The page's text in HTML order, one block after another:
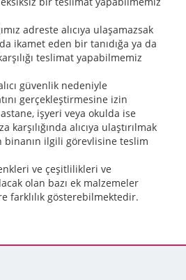
adreste alıcıya ulaşamazsak
ikamet eden bir tanıdığa ya da
teslimat yapabilmemiz
güvenlik nedeniyle
gerçekleştirmesine izin
işyeri veya okulda ise
alıcıya ulaştırılmak
ilgili görevlisine teslim
ve çeşitlilikleri ve
olan bazı ek malzemeler
farklılık gösterebilmektedir.